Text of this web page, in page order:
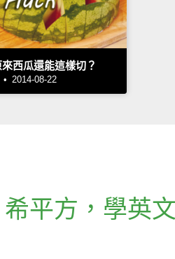
西瓜還能這樣切？
2014-08-22
希平方 ， 學英